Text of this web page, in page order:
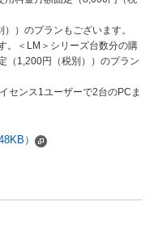
）のプランもございます。
。＜LM＞シリーズ台数分の購
（1,200円（税別））のプラン
センス1ユーザーで2台のPCま
）